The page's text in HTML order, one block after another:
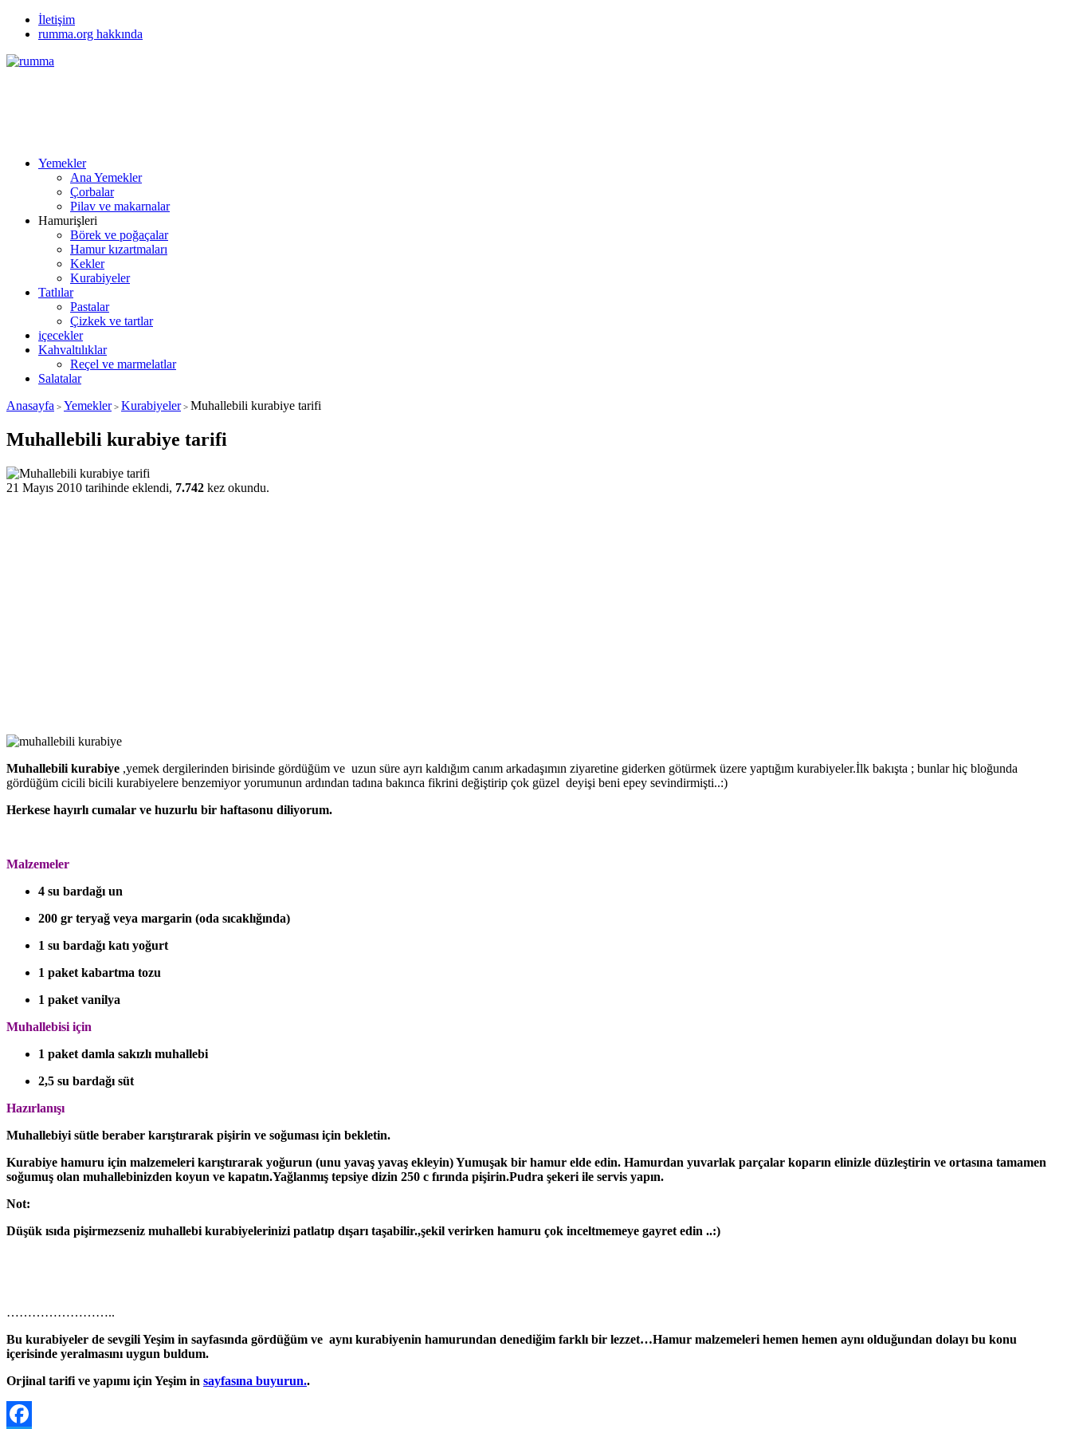
İletişim
rumma.org hakkında
Yemekler
Ana Yemekler
Çorbalar
Pilav ve makarnalar
Hamurişleri
Börek ve poğaçalar
Hamur kızartmaları
Kekler
Kurabiyeler
Tatlılar
Pastalar
Çizkek ve tartlar
içecekler
Kahvaltılıklar
Reçel ve marmelatlar
Salatalar
Anasayfa > Yemekler> Kurabiyeler> Muhallebili kurabiye tarifi
Muhallebili kurabiye tarifi
21 Mayıs 2010 tarihinde eklendi, 7.742 kez okundu.
Muhallebili kurabiye ,yemek dergilerinden birisinde gördüğüm ve uzun süre ayrı kaldığım canım arkadaşımın ziyaretine giderken götürmek üzere yaptığım kurabiyeler.İlk bakışta ; bunlar hiç bloğunda
gördüğüm cicili bicili kurabiyelere benzemiyor yorumunun ardından tadına bakınca fikrini değiştirip çok güzel deyişi beni epey sevindirmişti..:)
Herkese hayırlı cumalar ve huzurlu bir haftasonu diliyorum.
Malzemeler
4 su bardağı un
200 gr teryağ veya margarin (oda sıcaklığında)
1 su bardağı katı yoğurt
1 paket kabartma tozu
1 paket vanilya
Muhallebisi için
1 paket damla sakızlı muhallebi
2,5 su bardağı süt
Hazırlanışı
Muhallebiyi sütle beraber karıştırarak pişirin ve soğuması için bekletin.
Kurabiye hamuru için malzemeleri karıştırarak yoğurun (unu yavaş yavaş ekleyin) Yumuşak bir hamur elde edin. Hamurdan yuvarlak parçalar koparın elinizle düzleştirin ve ortasına tamamen
soğumuş olan muhallebinizden koyun ve kapatın.Yağlanmış tepsiye dizin 250 c fırında pişirin.Pudra şekeri ile servis yapın.
Not:
Düşük ısıda pişirmezseniz muhallebi kurabiyelerinizi patlatıp dışarı taşabilir.,şekil verirken hamuru çok inceltmemeye gayret edin ..:)
……………………..
Bu kurabiyeler de sevgili Yeşim in sayfasında gördüğüm ve aynı kurabiyenin hamurundan denediğim farklı bir lezzet…Hamur malzemeleri hemen hemen aynı olduğundan dolayı bu konu
içerisinde yeralmasını uygun buldum.
Orjinal tarifi ve yapımı için Yeşim in sayfasına buyurun..